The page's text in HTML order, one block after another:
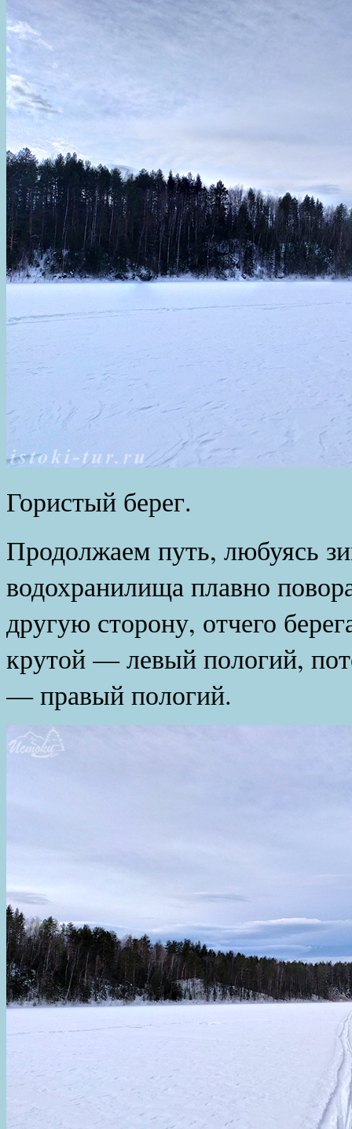
Гористый берег.
Продолжаем путь, любуясь
водохранилища плавно
другую сторону, отчего
крутой — левый пологий,
— правый пологий.